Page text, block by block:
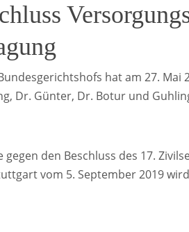
hat am 27.
Dr. Günter, Dr. Botur und
den Beschluss des 17.
vom 5. September 2019